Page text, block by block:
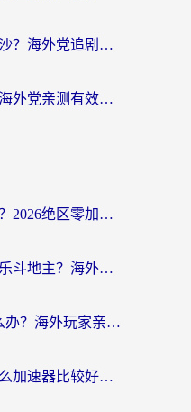
泰国怎么打不开我的长沙？海外党追剧看片的破局指南
国外怎么看魅影直播？海外党亲测有效的回国加速指南（附听歌、看央视VIP技巧）
海外党玩绝区零总掉线？2026绝区零加速器推荐+跨平台国服游戏加速攻略
美国用什么加速器打欢乐斗地主？海外党亲测有效的国服游戏加速指南
在瑞典打不开崩坏3怎么办？海外玩家亲测有效的国服游戏加速指南
在欧洲玩战舰世界用什么加速器比较好用？老玩家亲测有效的低延迟方案